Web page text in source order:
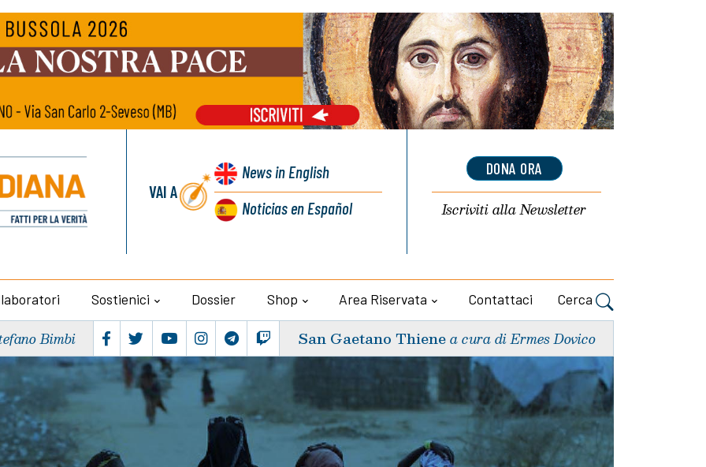
VAI A
Newsin English
Noticiasen Español
DONA ORA
Iscriviti allaNewsletter
Sostienici Dossier Shop Area Riservata Contattaci Cerca
Bimbi San Gaetano Thiene a cura di Ermes Dovico